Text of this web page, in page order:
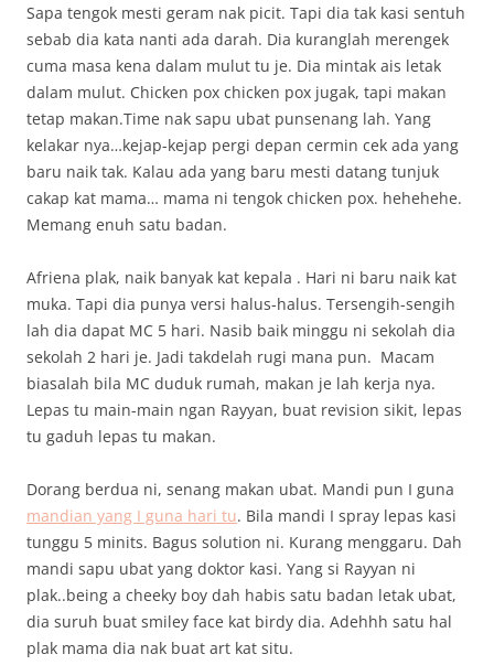
Sapa tengok mesti geram nak picit. Tapi dia tak kasi sentuh
sebab dia kata nanti ada darah. Dia kuranglah merengek
cuma masa kena dalam mulut tu je. Dia mintak ais letak
dalam mulut. Chicken pox chicken pox jugak, tapi makan
tetap makan.Time nak sapu ubat punsenang lah. Yang
kelakar nya…kejap-kejap pergi depan cermin cek ada yang
baru naik tak. Kalau ada yang baru mesti datang tunjuk
cakap kat mama… mama ni tengok chicken pox. hehehehe.
Memang enuh satu badan.
Afriena plak, naik banyak kat kepala . Hari ni baru naik kat
muka. Tapi dia punya versi halus-halus. Tersengih-sengih
lah dia dapat MC 5 hari. Nasib baik minggu ni sekolah dia
sekolah 2 hari je. Jadi takdelah rugi mana pun. Macam
biasalah bila MC duduk rumah, makan je lah kerja nya.
Lepas tu main-main ngan Rayyan, buat revision sikit, lepas
tu gaduh lepas tu makan.
Dorang berdua ni, senang makan ubat. Mandi pun I guna
mandian yang I guna hari tu. Bila mandi I spray lepas kasi
tunggu 5 minits. Bagus solution ni. Kurang menggaru. Dah
mandi sapu ubat yang doktor kasi. Yang si Rayyan ni
plak..being a cheeky boy dah habis satu badan letak ubat,
dia suruh buat smiley face kat birdy dia. Adehhh satu hal
plak mama dia nak buat art kat situ.